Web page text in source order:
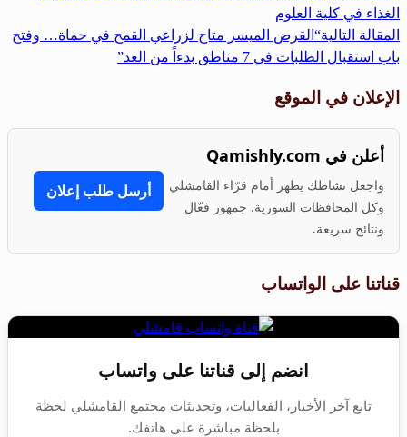
الغذاء في كلية العلوم
المقالة التالية“القرض الميسر متاح لزراعي القمح في حماة… وفتح
باب استقبال الطلبات في 7 مناطق بدءاً من الغد”
الإعلان في الموقع
أعلن في Qamishly.com
واجعل نشاطك يظهر أمام قرّاء القامشلي
وكل المحافظات السورية. جمهور فعّال
ونتائج سريعة.
أرسل طلب إعلان
قناتنا على الواتساب
انضم إلى قناتنا على واتساب
تابع آخر الأخبار، الفعاليات، وتحديثات مجتمع القامشلي لحظة
بلحظة مباشرة على هاتفك.